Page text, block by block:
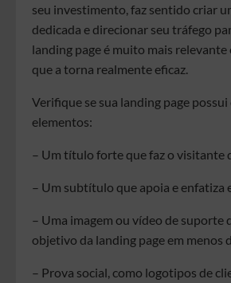
seu investimento, faz sentido criar
dedicada e direcionar seu tráfego
landing page é muito mais relevante
que a torna realmente eficaz.
Verifique se sua landing page possui
elementos:
– Um título forte que faz o visitante
– Um subtítulo que apoia e enfatiza
– Uma imagem ou vídeo de suporte
objetivo da landing page em menos
– Prova social, como logotipos de